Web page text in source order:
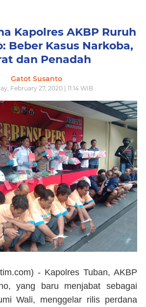
Kapolres AKBP Ruruh
Beber Kasus Narkoba,
dan Penadah
Gatot Susanto
February 27, 2020 | 11:14 WIB
- Kapolres Tuban, AKBP
yang baru menjabat sebagai
Wali, menggelar rilis perdana